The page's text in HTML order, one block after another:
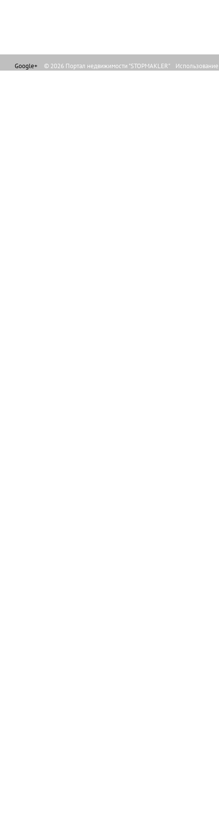
Google+ © 2026 Портал недвижимости "STOPMAKLER"